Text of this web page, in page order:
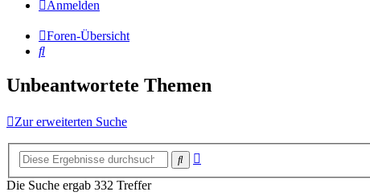
Anmelden
Foren-Übersicht
Suche
Unbeantwortete Themen
Zur erweiterten Suche
Suche
Die Suche ergab 332 Treffer